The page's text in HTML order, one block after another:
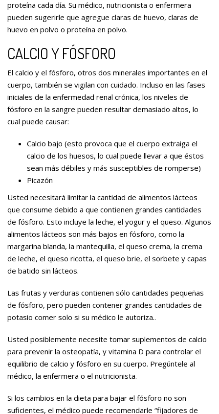
proteína cada día. Su médico, nutricionista o enfermera
pueden sugerirle que agregue claras de huevo, claras de
huevo en polvo o proteína en polvo.
CALCIO Y FÓSFORO
El calcio y el fósforo, otros dos minerales importantes en el
cuerpo, también se vigilan con cuidado. Incluso en las fases
iniciales de la enfermedad renal crónica, los niveles de
fósforo en la sangre pueden resultar demasiado altos, lo
cual puede causar:
Calcio bajo (esto provoca que el cuerpo extraiga el
calcio de los huesos, lo cual puede llevar a que éstos
sean más débiles y más susceptibles de romperse)
Picazón
Usted necesitará limitar la cantidad de alimentos lácteos
que consume debido a que contienen grandes cantidades
de fósforo. Esto incluye la leche, el yogur y el queso. Algunos
alimentos lácteos son más bajos en fósforo, como la
margarina blanda, la mantequilla, el queso crema, la crema
de leche, el queso ricotta, el queso brie, el sorbete y capas
de batido sin lácteos.
Las frutas y verduras contienen sólo cantidades pequeñas
de fósforo, pero pueden contener grandes cantidades de
potasio comer solo si su médico le autoriza..
Usted posiblemente necesite tomar suplementos de calcio
para prevenir la osteopatía, y vitamina D para controlar el
equilibrio de calcio y fósforo en su cuerpo. Pregúntele al
médico, la enfermera o el nutricionista.
Si los cambios en la dieta para bajar el fósforo no son
suficientes, el médico puede recomendarle “fijadores de